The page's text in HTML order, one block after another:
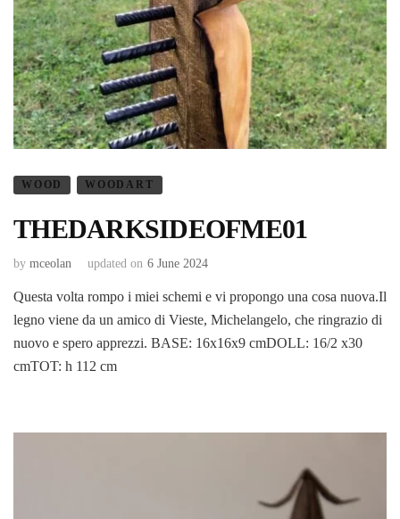
WOOD WOODART
THEDARKSIDEOFME01
by mceolan updated on 6 June 2024
Questa volta rompo i miei schemi e vi propongo una cosa nuova.Il
legno viene da un amico di Vieste, Michelangelo, che ringrazio di
nuovo e spero apprezzi. BASE: 16x16x9 cmDOLL: 16/2 x30
cmTOT: h 112 cm